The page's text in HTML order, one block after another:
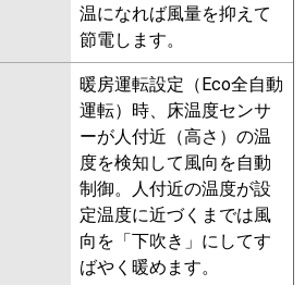
温になれば風量を抑えて
節電します。
暖房運転設定（Eco全自動
運転）時、床温度センサ
ーが人付近（高さ）の温
度を検知して風向を自動
制御。人付近の温度が設
定温度に近づくまでは風
向を「下吹き」にしてす
ばやく暖めます。